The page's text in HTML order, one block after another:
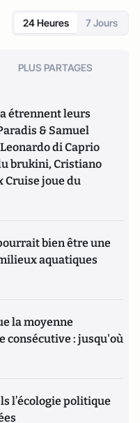
24 Heures 7 Jours
PLUS PARTAGES
étrennent leurs
& Samuel
di Caprio
brukini, Cristiano
Cruise joue du
bien être une
aquatiques
la moyenne
consécutive : jusqu'où
l’écologie politique